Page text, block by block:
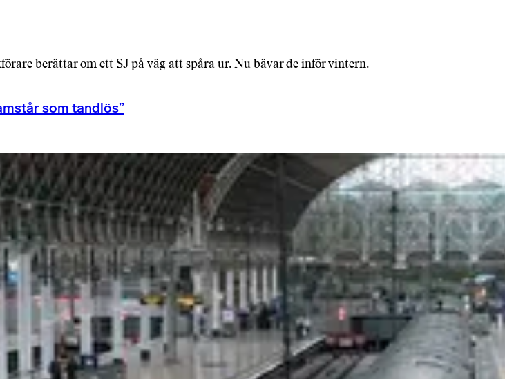
berättar om ett SJ på väg att spåra ur. Nu bävar de inför vintern.
som tandlös”